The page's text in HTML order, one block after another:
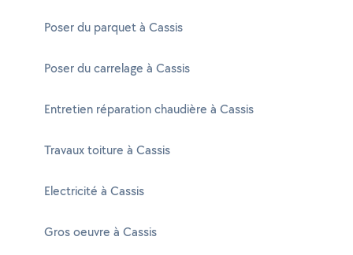
Poser du parquet à Cassis
Poser du carrelage à Cassis
Entretien réparation chaudière à Cassis
Travaux toiture à Cassis
Electricité à Cassis
Gros oeuvre à Cassis